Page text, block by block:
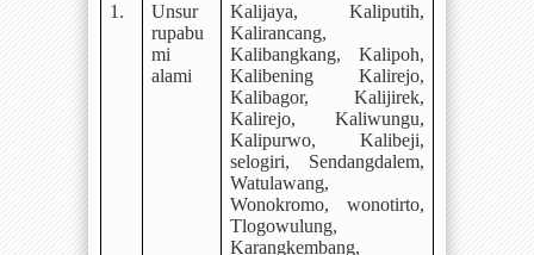
1.
Unsur
rupabu
mi
alami
Kalijaya, Kaliputih,
Kalirancang,
Kalibangkang, Kalipoh,
Kalibening
Kalirejo,
Kalibagor, Kalijirek,
Kalirejo, Kaliwungu,
Kalipurwo, Kalibeji,
selogiri, Sendangdalem,
Watulawang,
Wonokromo, wonotirto,
Tlogowulung,
Karangkembang,